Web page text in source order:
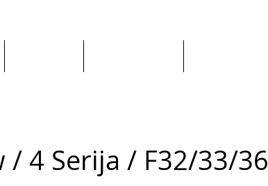
/ 4 Serija / F32/33/36